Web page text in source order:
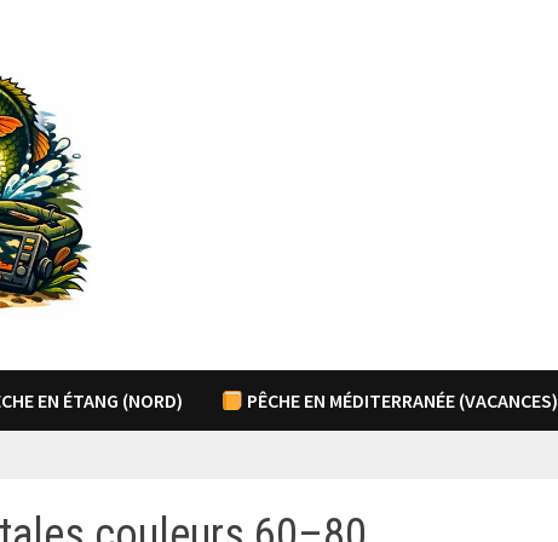
EN ÉTANG (NORD) PÊCHE EN MÉDITERRANÉE (VACANCES)